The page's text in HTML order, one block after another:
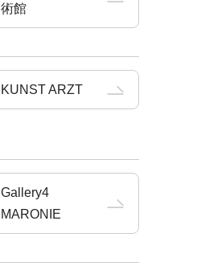
術館
KUNST ARZT
Gallery4
MARONIE